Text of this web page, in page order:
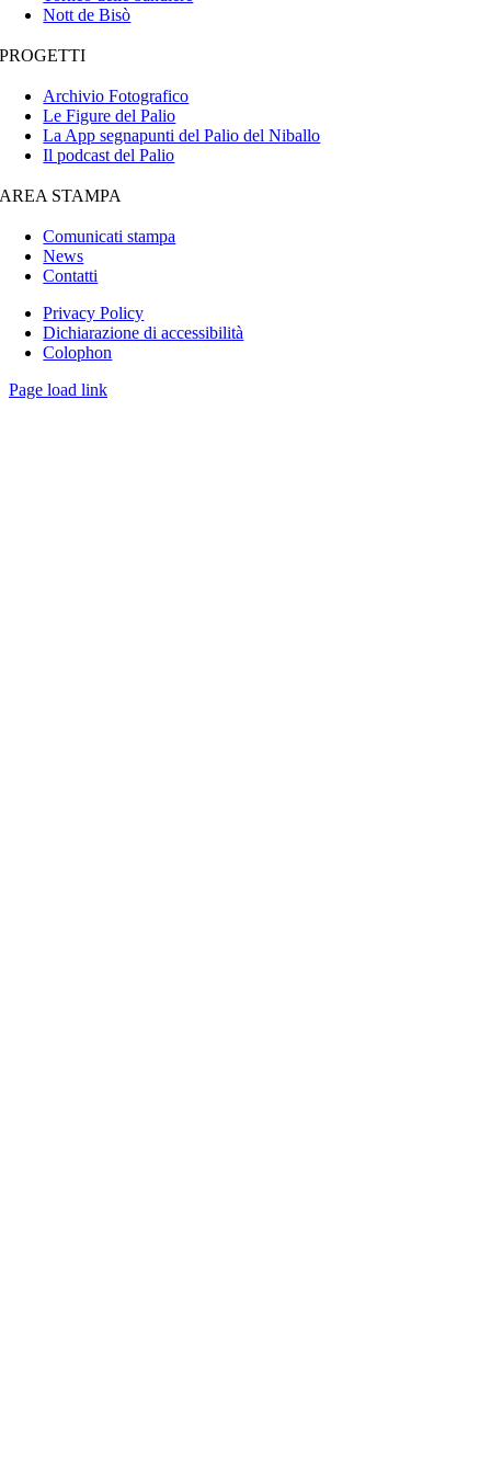
Nott de Bisò
PROGETTI
Archivio Fotografico
Le Figure del Palio
La App segnapunti del Palio del Niballo
Il podcast del Palio
AREA STAMPA
Comunicati stampa
News
Contatti
Privacy Policy
Dichiarazione di accessibilità
Colophon
Page load link